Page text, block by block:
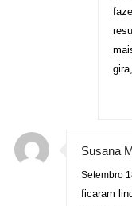
Susana
Setembro
ficaram